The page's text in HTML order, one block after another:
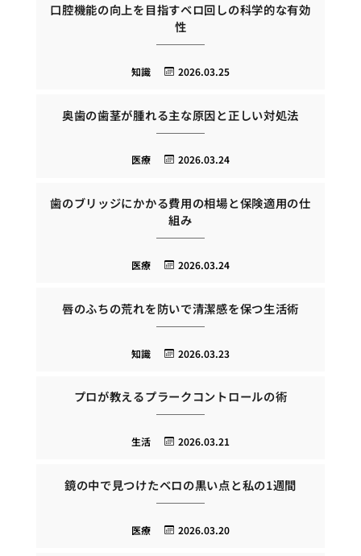
口腔機能の向上を目指すベロ回しの科学的な有効
性
2026.03.25
知識
奥歯の歯茎が腫れる主な原因と正しい対処法
2026.03.24
医療
歯のブリッジにかかる費用の相場と保険適用の仕
組み
2026.03.24
医療
唇のふちの荒れを防いで清潔感を保つ生活術
2026.03.23
知識
プロが教えるプラークコントロールの術
2026.03.21
生活
鏡の中で見つけたベロの黒い点と私の1週間
2026.03.20
医療